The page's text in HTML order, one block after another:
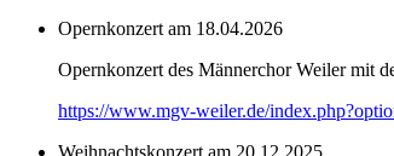
Opernkonzert am 18.04.2026
Opernkonzert des Männerchor Weiler mit
https://www.mgv-weiler.de/
Weihnachtskonzert am 20.12.2025